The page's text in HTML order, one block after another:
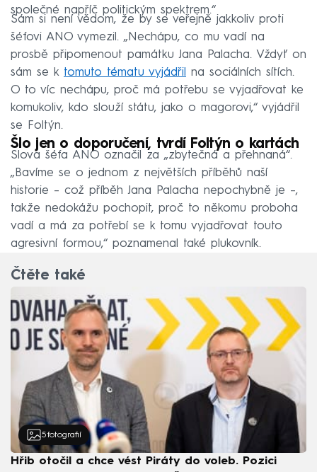
společné napříč politickým spektrem.“
Sám si není vědom, že by se veřejně jakkoliv proti
šéfovi ANO vymezil. „Nechápu, co mu vadí na
prosbě připomenout památku Jana Palacha. Vždyť on
sám se k tomuto tématu vyjádřil na sociálních sítích.
O to víc nechápu, proč má potřebu se vyjadřovat ke
komukoliv, kdo slouží státu, jako o magorovi,“ vyjádřil
se Foltýn.
Šlo jen o doporučení, tvrdí Foltýn o kartách
Slova šéfa ANO označil za „zbytečná a přehnaná“.
„Bavíme se o jednom z největších příběhů naší
historie – což příběh Jana Palacha nepochybně je –,
takže nedokážu pochopit, proč to někomu proboha
vadí a má za potřebí se k tomu vyjadřovat touto
agresivní formou,“ poznamenal také plukovník.
Čtěte také
5 fotografií
Hřib otočil a chce vést Piráty do voleb. Pozici